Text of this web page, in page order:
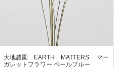
大地農園 EARTH MATTERS マー
ガレットフラワー ペールブルー